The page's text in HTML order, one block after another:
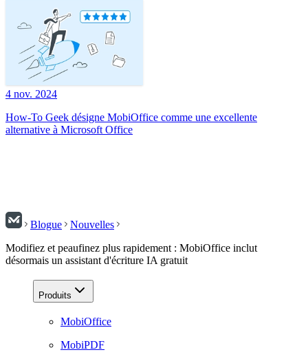
4 nov. 2024
How-To Geek désigne MobiOffice comme une excellente
alternative à Microsoft Office
Blogue
Nouvelles
Modifiez et peaufinez plus rapidement : MobiOffice inclut
désormais un assistant d'écriture IA gratuit
Produits
MobiOffice
MobiPDF